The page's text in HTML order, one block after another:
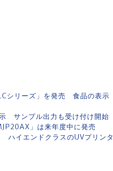
シリーズ」を発売 食品の表示
サンプル出力も受け付け開始
」は来年度中に発売
イエンドクラスのUVプリンタ